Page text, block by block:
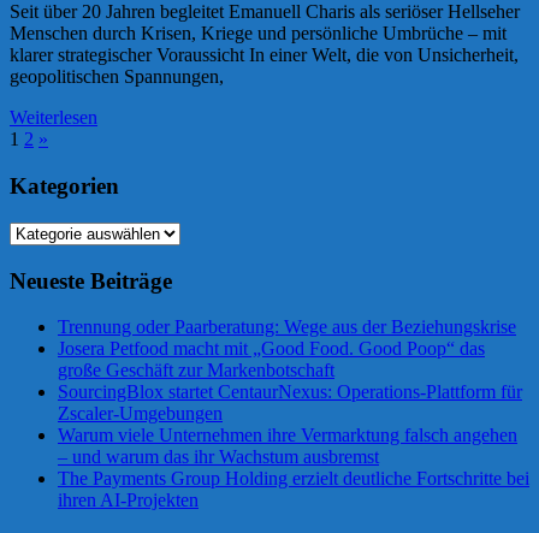
Seit über 20 Jahren begleitet Emanuell Charis als seriöser Hellseher
Menschen durch Krisen, Kriege und persönliche Umbrüche – mit
klarer strategischer Voraussicht In einer Welt, die von Unsicherheit,
geopolitischen Spannungen,
Weiterlesen
Seitennummerierung
der
Beiträge
1 2 Nächste
»
Kategorien
Kategorien
Neueste Beiträge
Trennung oder Paarberatung: Wege aus der Beziehungskrise
Josera Petfood macht mit „Good Food. Good Poop“ das
große Geschäft zur Markenbotschaft
SourcingBlox startet CentaurNexus: Operations-Plattform für
Zscaler-Umgebungen
Warum viele Unternehmen ihre Vermarktung falsch angehen
– und warum das ihr Wachstum ausbremst
The Payments Group Holding erzielt deutliche Fortschritte bei
ihren AI-Projekten